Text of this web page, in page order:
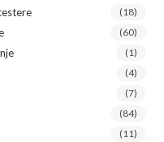
(18)
(60)
(1)
(4)
(7)
(84)
(11)